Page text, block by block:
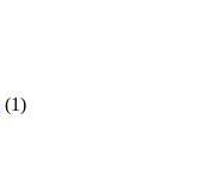
(1)